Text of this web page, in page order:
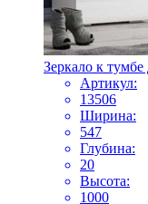
Зеркало к тумбе
Артикул:
13506
Ширина:
547
Глубина:
20
Высота:
1000